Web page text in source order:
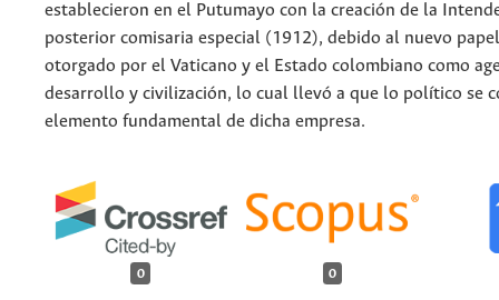
establecieron en el Putumayo con la creación de la
posterior comisaria especial (1912), debido al nuevo
otorgado por el Vaticano y el Estado colombiano como
desarrollo y civilización, lo cual llevó a que lo político se
elemento fundamental de dicha empresa.
0 0